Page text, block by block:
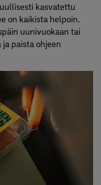
kasvatettu
on kaikista helpoin.
uunivuokaan tai
paista ohjeen